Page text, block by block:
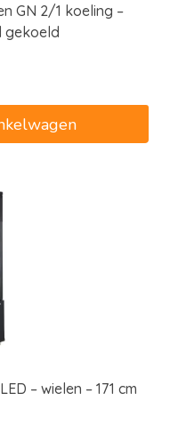
GN 2/1 koeling –
gekoeld
– wielen – 171 cm